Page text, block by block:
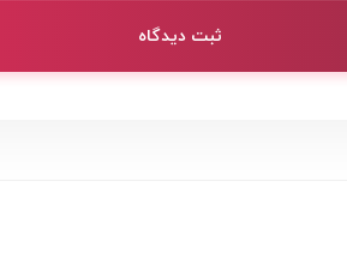
ثبت دیدگاه